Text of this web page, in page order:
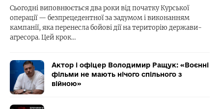
Сьогодні виповнюється два роки від початку Курської
операції — безпрецедентної за задумом і виконанням
кампанії, яка перенесла бойові дії на територію держави-
агресора. Цей крок…
Актор і офіцер Володимир Ращук: «Воєнні
фільми не мають нічого спільного з
війною»